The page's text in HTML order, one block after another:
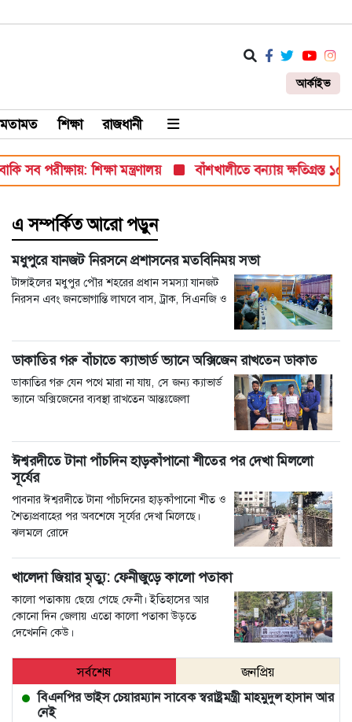
আর্কাইভ
মতামত শিক্ষা রাজধানী
পরীক্ষায়: শিক্ষা মন্ত্রণালয় বাঁশখালীতে বন্যায় ক্ষতিগ্রস্ত ১০০
এ সম্পর্কিত আরো পড়ুন
মধুপুরে যানজট নিরসনে প্রশাসনের মতবিনিময় সভা
টাঙ্গাইলের মধুপুর পৌর শহরের প্রধান সমস্যা যানজট
নিরসন এবং জনভোগান্তি লাঘবে বাস, ট্রাক, সিএনজি ও
ডাকাতির গরু বাঁচাতে ক্যাভার্ড ভ্যানে অক্সিজেন রাখতেন ডাকাত
ডাকাতির গরু যেন পথে মারা না যায়, সে জন্য ক্যাভার্ড
ভ্যানে অক্সিজেনের ব্যবস্থা রাখতেন আন্তঃজেলা
ঈশ্বরদীতে টানা পাঁচদিন হাড়কাঁপানো শীতের পর দেখা মিললো
সূর্যের
পাবনার ঈশ্বরদীতে টানা পাঁচদিনের হাড়কাঁপানো শীত ও
শৈত্যপ্রবাহের পর অবশেষে সূর্যের দেখা মিলেছে।
ঝলমলে রোদে
খালেদা জিয়ার মৃত্যু: ফেনীজুড়ে কালো পতাকা
কালো পতাকায় ছেয়ে গেছে ফেনী। ইতিহাসের আর
কোনো দিন জেলায় এতো কালো পতাকা উড়তে
দেখেননি কেউ।
সর্বশেষ
জনপ্রিয়
বিএনপির ভাইস চেয়ারম্যান সাবেক স্বরাষ্ট্রমন্ত্রী মাহমুদুল হাসান আর
নেই